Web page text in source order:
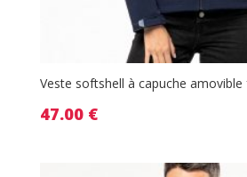
Veste softshell à capuche
47.00 €